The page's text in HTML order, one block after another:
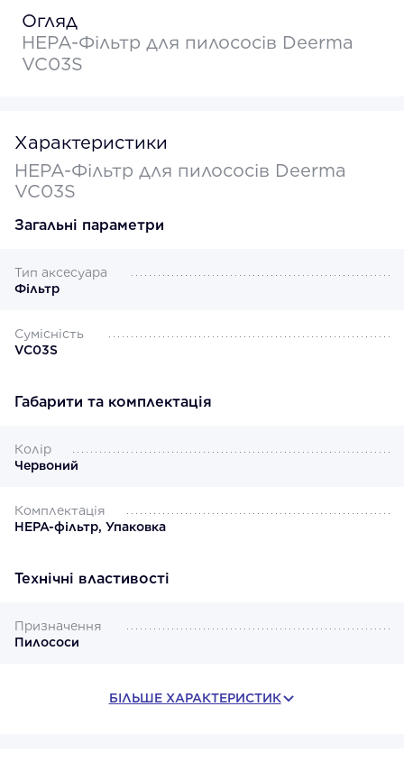
Огляд
HEPA-Фільтр для пилососів Deerma
VC03S
Характеристики
HEPA-Фільтр для пилососів Deerma
VC03S
Загальні параметри
Тип аксесуара
Фільтр
Сумісність
VC03S
Габарити та комплектація
Колір
Червоний
Комплектація
HEPA-фільтр, Упаковка
Технічні властивості
Призначення
Пилососи
БІЛЬШЕ ХАРАКТЕРИСТИК